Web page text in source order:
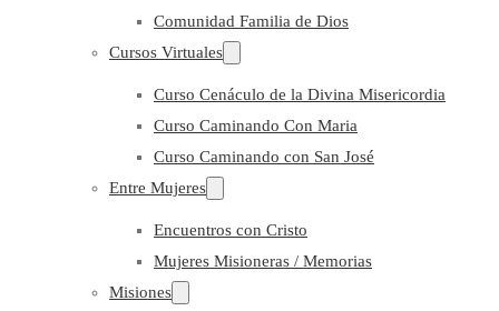
Comunidad Familia de Dios
Cursos Virtuales
Curso Cenáculo de la Divina Misericordia
Curso Caminando Con Maria
Curso Caminando con San José
Entre Mujeres
Encuentros con Cristo
Mujeres Misioneras / Memorias
Misiones